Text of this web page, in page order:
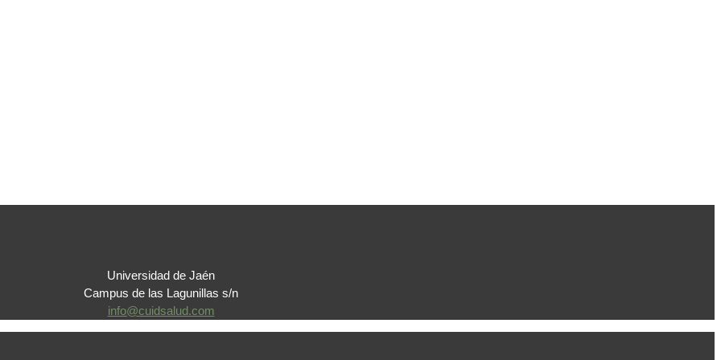
Universidad de Jaén
Campus de las Lagunillas s/n
info@cuidsalud.com